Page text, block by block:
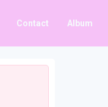
Contact Album